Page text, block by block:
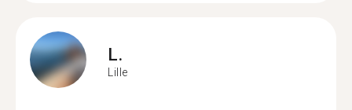
L.
Lille